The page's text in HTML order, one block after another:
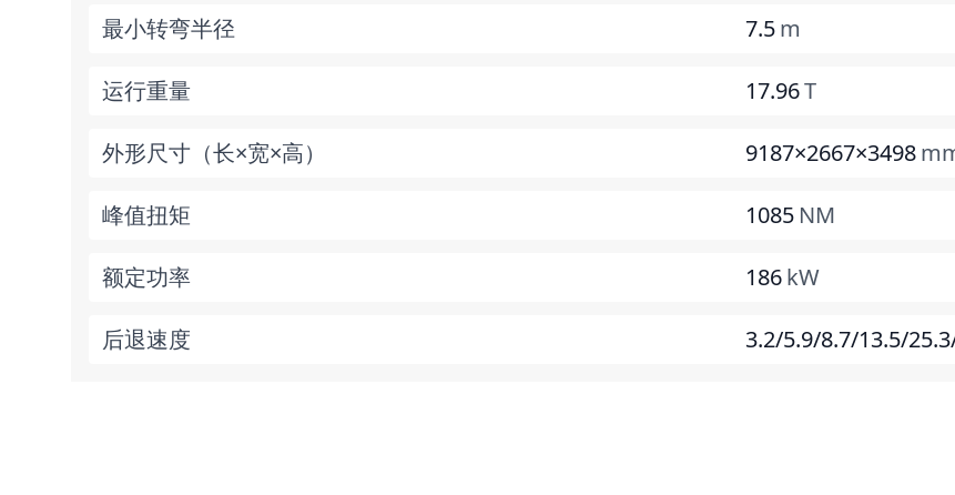
最小转弯半径 7.5m
运行重量 17.96T
外形尺寸（长×宽×高） 9187×2667×3498
峰值扭矩 1085 NM
额定功率 186kW
后退速度 3.2/5.9/8.7/13.5/